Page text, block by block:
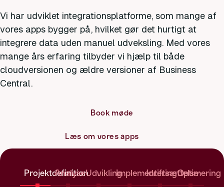
Vi har udviklet integrationsplatforme, som mange af
vores apps bygger på, hvilket gør det hurtigt at
integrere data uden manuel udveksling. Med vores
mange års erfaring tilbyder vi hjælp til både
cloudversionen og ældre versioner af Business
Central.
Book møde
Læs om vores apps
Projektdefinition
AnalyseUdviklingImplementering
IdriftsættelseOptimering